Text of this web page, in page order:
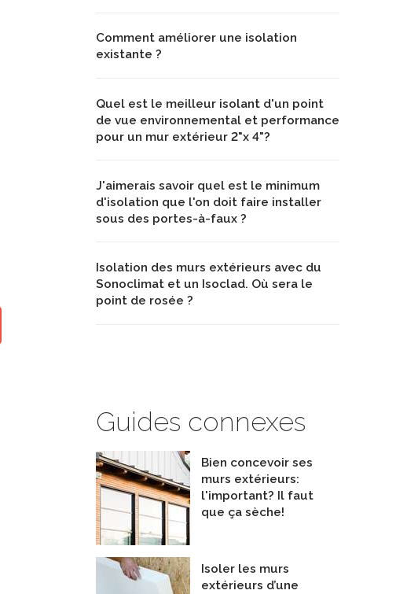
Comment améliorer une isolation
existante ?
Quel est le meilleur isolant d'un point
de vue environnemental et performance
pour un mur extérieur 2"x 4"?
J'aimerais savoir quel est le minimum
d'isolation que l'on doit faire installer
sous des portes-à-faux ?
Isolation des murs extérieurs avec du
Sonoclimat et un Isoclad. Où sera le
point de rosée ?
Guides connexes
Bien concevoir ses
murs extérieurs:
l'important? Il faut
que ça sèche!
Isoler les murs
extérieurs d’une